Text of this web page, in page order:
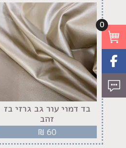
בד דמוי עור גב גרזי בז
זהב
₪ 60
0